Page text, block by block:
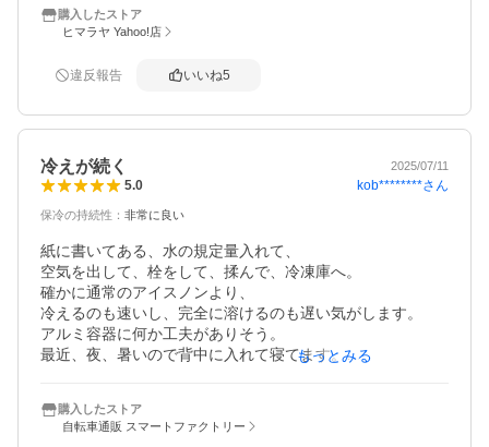
スペース的にも薄型なのでデッドスペースが少なくて本当
に便利です。
購入したストア
ヒマラヤ Yahoo!店
違反報告 いいね5
冷えが続く 2025/07/11
5.0 kob********さん
保冷の持続性 ： 非常に良い
紙に書いてある、水の規定量入れて、
空気を出して、栓をして、揉んで、冷凍庫へ。
確かに通常のアイスノンより、
冷えるのも速いし、完全に溶けるのも遅い気がします。
アルミ容器に何か工夫がありそう。
最近、夜、暑いので背中に入れて寝てます。
アイスノンより少しお高いですが、
高いだけの価値があると思います。
もっとみる
購入したストア
自転車通販 スマートファクトリー